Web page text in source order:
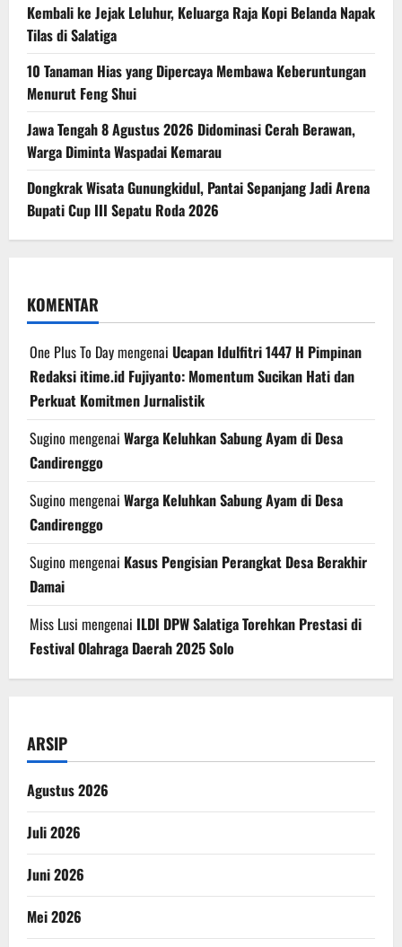
Kembali ke Jejak Leluhur, Keluarga Raja Kopi Belanda Napak
Tilas di Salatiga
10 Tanaman Hias yang Dipercaya Membawa Keberuntungan
Menurut Feng Shui
Jawa Tengah 8 Agustus 2026 Didominasi Cerah Berawan,
Warga Diminta Waspadai Kemarau
Dongkrak Wisata Gunungkidul, Pantai Sepanjang Jadi Arena
Bupati Cup III Sepatu Roda 2026
KOMENTAR
One Plus To Daymengenai Ucapan Idulfitri 1447 H Pimpinan
Redaksi itime.id Fujiyanto: Momentum Sucikan Hati dan
Perkuat Komitmen Jurnalistik
Sugino mengenai Warga Keluhkan Sabung Ayam di Desa
Candirenggo
Sugino mengenai Warga Keluhkan Sabung Ayam di Desa
Candirenggo
Sugino mengenai Kasus Pengisian Perangkat Desa Berakhir
Damai
Miss Lusi mengenai ILDI DPW Salatiga Torehkan Prestasi di
Festival Olahraga Daerah 2025 Solo
ARSIP
Agustus 2026
Juli 2026
Juni 2026
Mei 2026